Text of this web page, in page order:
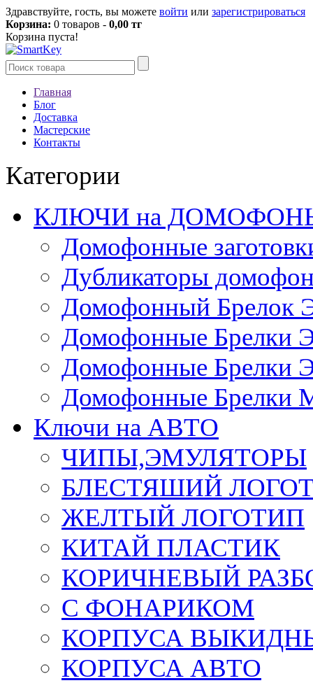
Здравствуйте, гость, вы можете войти или зарегистрироваться
Корзина: 0 товаров - 0,00 тг
Корзина пуста!
Главная
Блог
Доставка
Мастерские
Контакты
Категории
КЛЮЧИ на
Домофонные
Дубликаторы
Домофонный Брелок
Домофонные Брелки
Домофонные Брелки
Домофонные Брелки
Ключи на АВТО
ЧИПЫ,ЭМУЛЯТОРЫ
БЛЕСТЯШИЙ
ЖЕЛТЫЙ ЛОГОТИП
КИТАЙ ПЛАСТИК
КОРИЧНЕВЫЙ
С ФОНАРИКОМ
КОРПУСА
КОРПУСА АВТО